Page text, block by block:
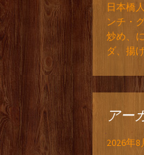
日本橋
ンチ・
炒め、
ダ、揚
アー
2026年8